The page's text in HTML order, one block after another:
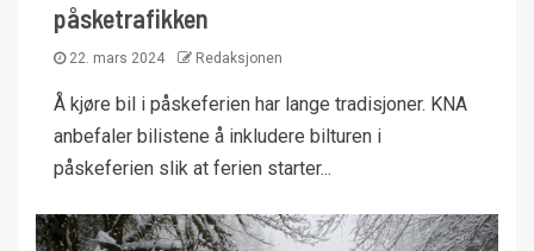
påsketrafikken
22. mars 2024 Redaksjonen
Å kjøre bil i påskeferien har lange tradisjoner. KNA
anbefaler bilistene å inkludere bilturen i
påskeferien slik at ferien starter...